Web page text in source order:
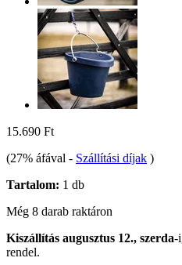
15.690 Ft
(27% áfával - Szállítási díjak )
Tartalom: 1 db
Még 8 darab raktáron
Kiszállítás augusztus 12., szerda-
rendel.